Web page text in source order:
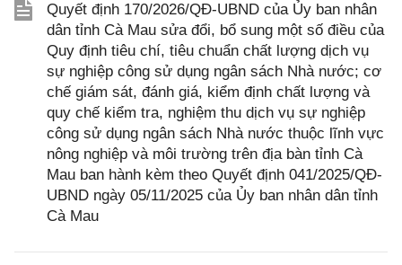
Quyết định 170/2026/QĐ-UBND của Ủy ban nhân
dân tỉnh Cà Mau sửa đổi, bổ sung một số điều của
Quy định tiêu chí, tiêu chuẩn chất lượng dịch vụ
sự nghiệp công sử dụng ngân sách Nhà nước; cơ
chế giám sát, đánh giá, kiểm định chất lượng và
quy chế kiểm tra, nghiệm thu dịch vụ sự nghiệp
công sử dụng ngân sách Nhà nước thuộc lĩnh vực
nông nghiệp và môi trường trên địa bàn tỉnh Cà
Mau ban hành kèm theo Quyết định 041/2025/QĐ-
UBND ngày 05/11/2025 của Ủy ban nhân dân tỉnh
Cà Mau